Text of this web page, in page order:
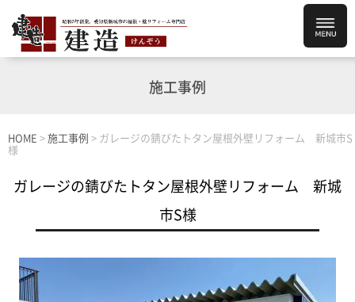
施工事例
HOME > 施工事例 > ガレージの錆びたトタン屋根外壁リフォーム 新城市S
様
ガレージの錆びたトタン屋根外壁リフォーム 新城
市S様